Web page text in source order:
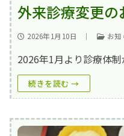
外来診療変更の
2026年1月10日 ｜ お知
2026年1月より診療体
続きを読む →